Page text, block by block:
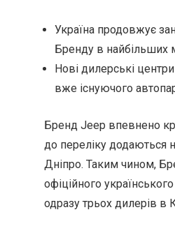
Україна продовжує
Бренду в найбільших
Нові дилерські
вже існуючого
Бренд Jeep впевнено
до переліку додаються
Дніпро. Таким чином,
офіційного
одразу трьох дилерів в